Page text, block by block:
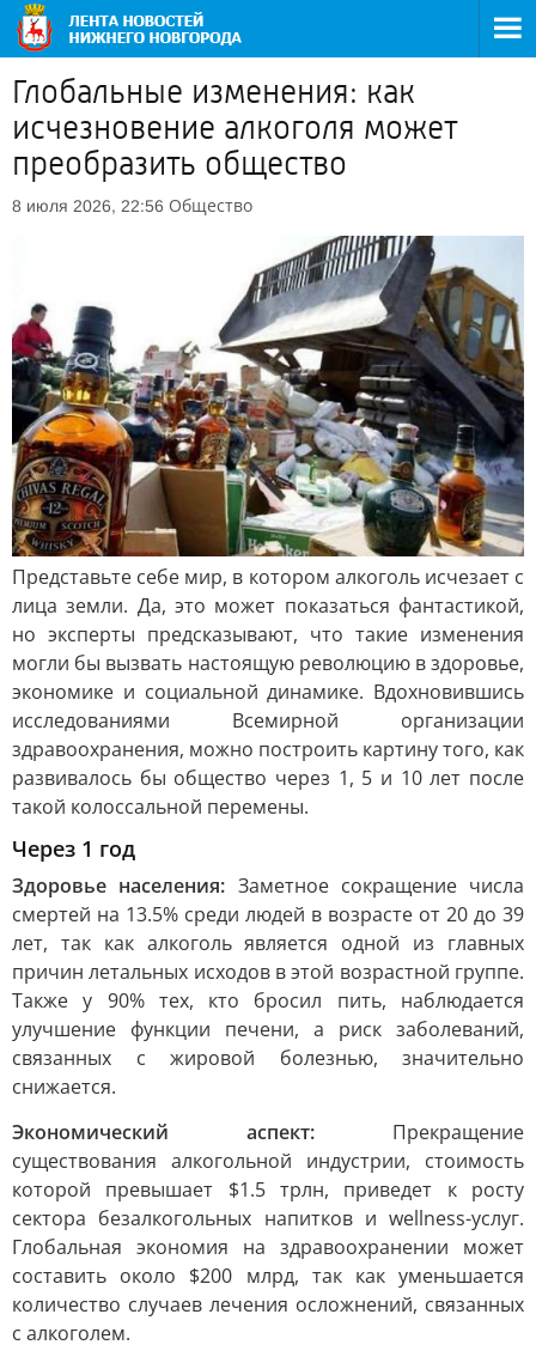
Глобальные изменения: как
исчезновение алкоголя может
преобразить общество
8 июля 2026, 22:56 Общество
Представьте себе мир, в котором алкоголь исчезает с
лица земли. Да, это может показаться фантастикой,
но эксперты предсказывают, что такие изменения
могли бы вызвать настоящую революцию в здоровье,
экономике и социальной динамике. Вдохновившись
исследованиями Всемирной организации
здравоохранения, можно построить картину того, как
развивалось бы общество через 1, 5 и 10 лет после
такой колоссальной перемены.
Через 1 год
Здоровье населения: Заметное сокращение числа
смертей на 13.5% среди людей в возрасте от 20 до 39
лет, так как алкоголь является одной из главных
причин летальных исходов в этой возрастной группе.
Также у 90% тех, кто бросил пить, наблюдается
улучшение функции печени, а риск заболеваний,
связанных с жировой болезнью, значительно
снижается.
Экономический аспект: Прекращение
существования алкогольной индустрии, стоимость
которой превышает $1.5 трлн, приведет к росту
сектора безалкогольных напитков и wellness-услуг.
Глобальная экономия на здравоохранении может
составить около $200 млрд, так как уменьшается
количество случаев лечения осложнений, связанных
с алкоголем.